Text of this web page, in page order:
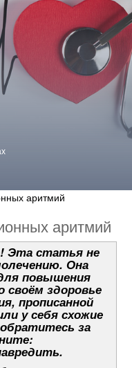
аритмий
аритмий
Эта статья не
Она
повышения
своём здоровье
прописанной
у себя схожие
за